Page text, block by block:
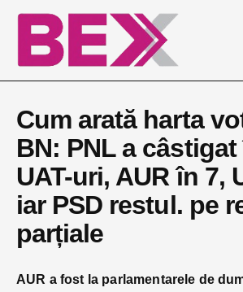
Cum arată harta
BN: PNL a câstigat
UAT-uri, AUR în 7,
iar PSD restul. pe
parțiale
AUR a fost la parlamentarele de